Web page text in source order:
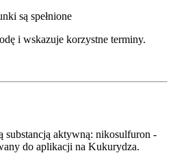
są spełnione
i wskazuje korzystne terminy.
substancją aktywną: nikosulfuron -
do aplikacji na Kukurydza.